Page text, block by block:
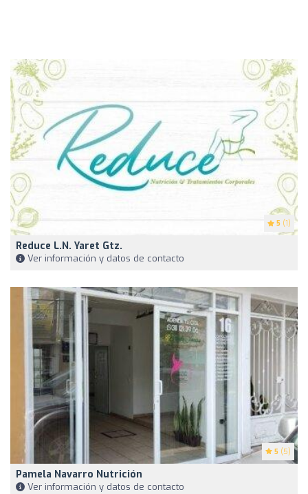
5 (1)
Reduce L.N. Yaret Gtz.
Ver información y datos de contacto
5 (5)
Pamela Navarro Nutrición
Ver información y datos de contacto